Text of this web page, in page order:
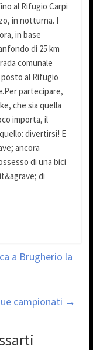
al Rifugio Carpi
in notturna. I
in base
di 25 km
comunale
al Rifugio
partecipare,
che sia quella
importa, il
divertirsi! E
ancora
di una bici
di
a Brugherio la
campionati →